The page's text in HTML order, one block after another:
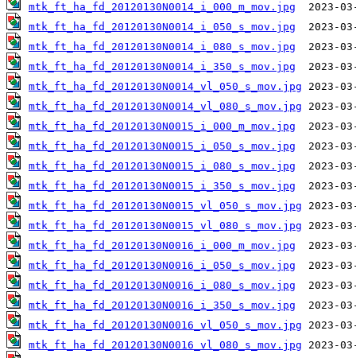
mtk_ft_ha_fd_20120130N0014_i_000_m_mov.jpg
mtk_ft_ha_fd_20120130N0014_i_050_s_mov.jpg
mtk_ft_ha_fd_20120130N0014_i_080_s_mov.jpg
mtk_ft_ha_fd_20120130N0014_i_350_s_mov.jpg
mtk_ft_ha_fd_20120130N0014_vl_050_s_mov.jpg
mtk_ft_ha_fd_20120130N0014_vl_080_s_mov.jpg
mtk_ft_ha_fd_20120130N0015_i_000_m_mov.jpg
mtk_ft_ha_fd_20120130N0015_i_050_s_mov.jpg
mtk_ft_ha_fd_20120130N0015_i_080_s_mov.jpg
mtk_ft_ha_fd_20120130N0015_i_350_s_mov.jpg
mtk_ft_ha_fd_20120130N0015_vl_050_s_mov.jpg
mtk_ft_ha_fd_20120130N0015_vl_080_s_mov.jpg
mtk_ft_ha_fd_20120130N0016_i_000_m_mov.jpg
mtk_ft_ha_fd_20120130N0016_i_050_s_mov.jpg
mtk_ft_ha_fd_20120130N0016_i_080_s_mov.jpg
mtk_ft_ha_fd_20120130N0016_i_350_s_mov.jpg
mtk_ft_ha_fd_20120130N0016_vl_050_s_mov.jpg
mtk_ft_ha_fd_20120130N0016_vl_080_s_mov.jpg